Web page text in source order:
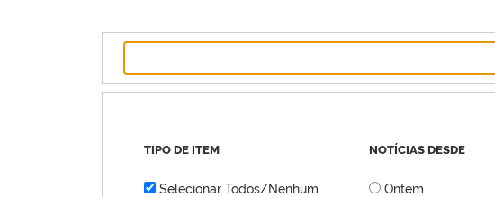
TIPO DE ITEM
Selecionar Todos/Nenhum
NOTÍCIAS DESDE
Ontem